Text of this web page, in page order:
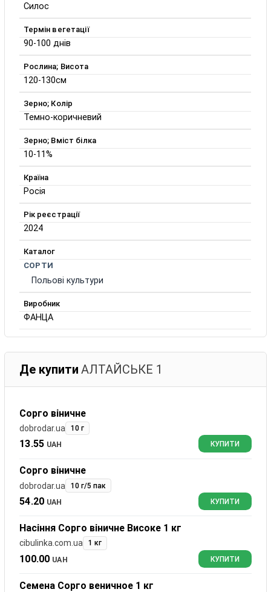
Силос
Термін вегетації
90-100 днів
Рослина; Висота
120-130см
Зерно; Колір
Темно-коричневий
Зерно; Вміст білка
10-11%
Країна
Росія
Рік реєстрації
2024
Каталог
СОРТИ
Польові культури
Виробник
ФАНЦА
Де купити АЛТАЙСЬКЕ 1
Сорго віничне
dobrodar.ua 10 г
13.55 UAH КУПИТИ
Сорго віничне
dobrodar.ua 10 г/5 пак
54.20 UAH КУПИТИ
Насіння Сорго віничне Високе 1 кг
cibulinka.com.ua 1 кг
100.00 UAH КУПИТИ
Семена Сорго веничное 1 кг